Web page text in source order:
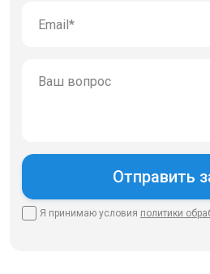
Я принимаю условия политики